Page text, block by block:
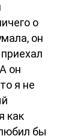
о
он
он
я не
как
бы